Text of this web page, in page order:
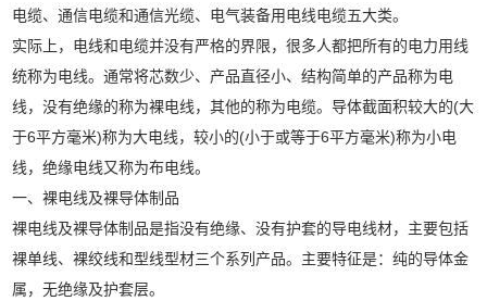
电缆、通信电缆和通信光缆、电气装备用电线电缆五大类。
实际上，电线和电缆并没有严格的界限，很多人都把所有的电力用线
统称为电线。通常将芯数少、产品直径小、结构简单的产品称为电
线，没有绝缘的称为裸电线，其他的称为电缆。导体截面积较大的(大
于6平方毫米)称为大电线，较小的(小于或等于6平方毫米)称为小电
线，绝缘电线又称为布电线。
一、裸电线及裸导体制品
裸电线及裸导体制品是指没有绝缘、没有护套的导电线材，主要包括
裸单线、裸绞线和型线型材三个系列产品。主要特征是：纯的导体金
属，无绝缘及护套层。